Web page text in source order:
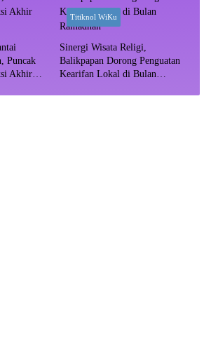
Puncak
Akhir
Titiknol WiKu
Sinergi Wisata Religi,
Balikpapan Dorong Penguatan
Kearifan Lokal di Bulan